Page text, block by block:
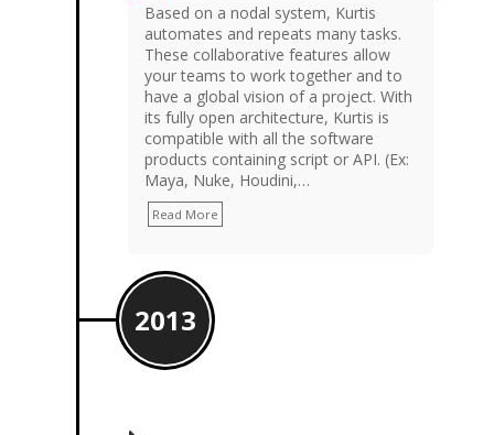
Based on a nodal system, Kurtis
automates and repeats many tasks.
These collaborative features allow
your teams to work together and to
have a global vision of a project. With
its fully open architecture, Kurtis is
compatible with all the software
products containing script or API. (Ex:
Maya, Nuke, Houdini,…
Read More
2013